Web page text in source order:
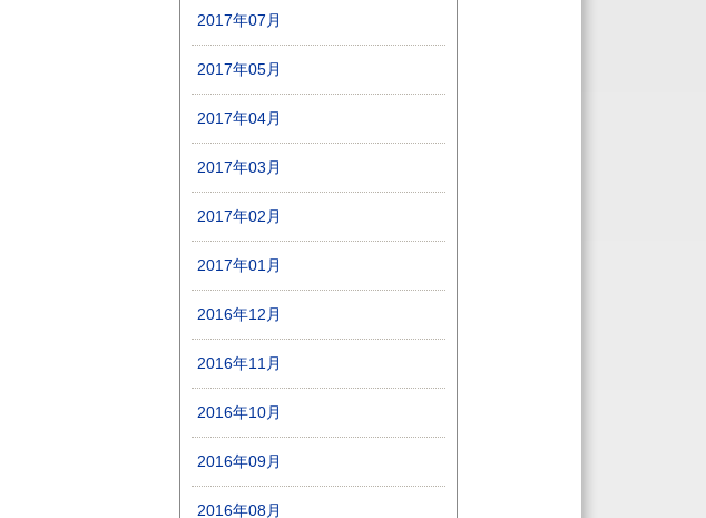
2017年07月
2017年05月
2017年04月
2017年03月
2017年02月
2017年01月
2016年12月
2016年11月
2016年10月
2016年09月
2016年08月